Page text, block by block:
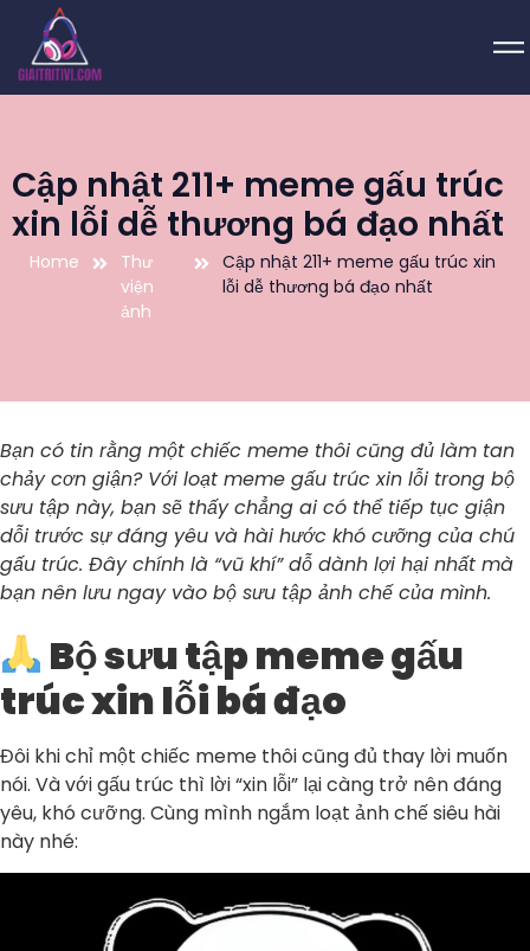
Cập nhật 211+ meme gấu trúc
xin lỗi dễ thương bá đạo nhất
Home
Thư
viện
ảnh
Cập nhật 211+ meme gấu trúc xin
lỗi dễ thương bá đạo nhất
Bạn có tin rằng một chiếc meme thôi cũng đủ làm tan
chảy cơn giận? Với loạt meme gấu trúc xin lỗi trong bộ
sưu tập này, bạn sẽ thấy chẳng ai có thể tiếp tục giận
dỗi trước sự đáng yêu và hài hước khó cưỡng của chú
gấu trúc. Đây chính là “vũ khí” dỗ dành lợi hại nhất mà
bạn nên lưu ngay vào bộ sưu tập ảnh chế của mình.
Bộ sưu tập meme gấu
trúc xin lỗi bá đạo
Đôi khi chỉ một chiếc meme thôi cũng đủ thay lời muốn
nói. Và với gấu trúc thì lời “xin lỗi” lại càng trở nên đáng
yêu, khó cưỡng. Cùng mình ngắm loạt ảnh chế siêu hài
này nhé: